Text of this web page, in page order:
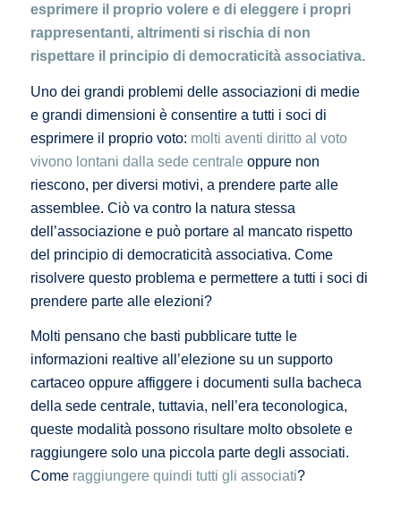
esprimere il proprio volere e di eleggere i propri
rappresentanti, altrimenti si rischia di non
rispettare il principio di democraticità associativa.
Uno dei grandi problemi delle associazioni di medie
e grandi dimensioni è consentire a tutti i soci di
esprimere il proprio voto: molti aventi diritto al voto
vivono lontani dalla sede centrale oppure non
riescono, per diversi motivi, a prendere parte alle
assemblee. Ciò va contro la natura stessa
dell’associazione e può portare al mancato rispetto
del principio di democraticità associativa. Come
risolvere questo problema e permettere a tutti i soci di
prendere parte alle elezioni?
Molti pensano che basti pubblicare tutte le
informazioni realtive all’elezione su un supporto
cartaceo oppure affiggere i documenti sulla bacheca
della sede centrale, tuttavia, nell’era teconologica,
queste modalità possono risultare molto obsolete e
raggiungere solo una piccola parte degli associati.
Comeraggiungere quindi tutti gli associati?